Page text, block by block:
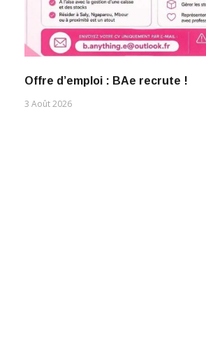
Offre d’emploi : BAe recrute !
3 Août 2026